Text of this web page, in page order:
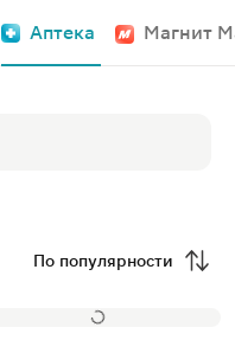
Аптека Магнит
По популярности